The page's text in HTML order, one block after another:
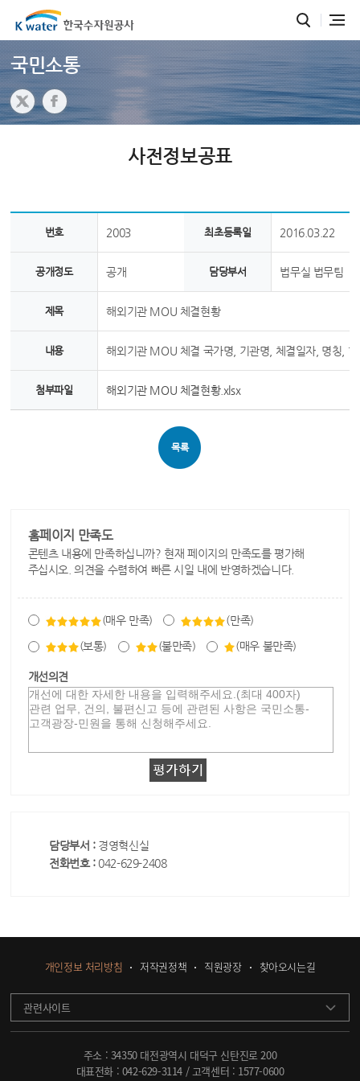
국민소통
사전정보공표
번호 2003 최초등록일 2016.03.22
공개정도 공개 담당부서 법무실 법무팀
제목 해외기관 MOU 체결현황
내용 해외기관 MOU 체결 국가명, 기관명, 체결일자, 명칭,
첨부파일 해외기관 MOU 체결현황.xlsx
목록
홈페이지 만족도
콘텐츠 내용에 만족하십니까? 현재 페이지의 만족도를 평가해
주십시오. 의견을 수렴하여 빠른 시일 내에 반영하겠습니다.
(매우 만족) (만족)
(보통) (불만족) (매우 불만족)
개선의견
담당부서 : 경영혁신실
전화번호 : 042-629-2408
개인정보 처리방침 저작권정책 직원광장 찾아오시는길
관련사이트
주소 : 34350 대전광역시 대덕구 신탄진로 200
대표전화 : 042-629-3114 / 고객센터 : 1577-0600